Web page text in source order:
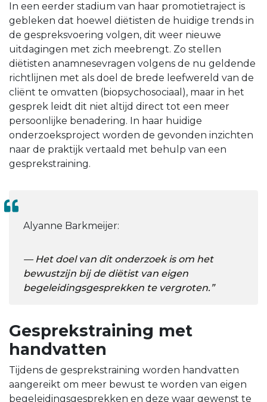
In een eerder stadium van haar promotietraject is
gebleken dat hoewel diëtisten de huidige trends in
de gespreksvoering volgen, dit weer nieuwe
uitdagingen met zich meebrengt. Zo stellen
diëtisten anamnesevragen volgens de nu geldende
richtlijnen met als doel de brede leefwereld van de
cliënt te omvatten (biopsychosociaal), maar in het
gesprek leidt dit niet altijd direct tot een meer
persoonlijke benadering. In haar huidige
onderzoeksproject worden de gevonden inzichten
naar de praktijk vertaald met behulp van een
gesprekstraining.
Alyanne Barkmeijer:
Het doel van dit onderzoek is om het
bewustzijn bij de diëtist van eigen
begeleidingsgesprekken te vergroten.”
Gesprekstraining met
handvatten
Tijdens de gesprekstraining worden handvatten
aangereikt om meer bewust te worden van eigen
begeleidingsgesprekken en deze waar gewenst te